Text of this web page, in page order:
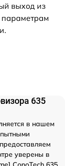
выход из
параметрам
635
в нашем
уверены в